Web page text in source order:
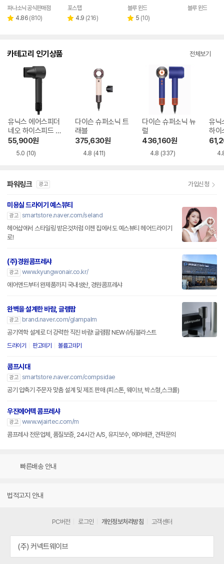
파나소닉 공식판매점
별 4.86 리
(810)
페이
포스탭
별 4.9 리
(216)
블루 윈드
별 5 리
(10)
블루 윈드
카테고리 인기상품 전체보기
유닉스 에어스피더
네오 하이스피드 U
N-A7621
55,900원
5.0 (10)
다이슨 슈퍼소닉 트
래블
375,630원
4.8 (411)
다이슨 슈퍼소닉 뉴
럴
436,160원
4.8 (337)
유닉
하이
610
파워링크 광고 가입신청
미용실 드라이기 예스뷰티
광고 smartstore.naver.com/seland
헤어샵에서 스타일링 받은것처럼 이젠 집에서도 예스뷰티 헤어드라이기
로!
(주)경원콤프레샤
광고 www.kyungwonair.co.kr/
에어앤드부터 완제품까지 국내생산, 경원콤프레샤
완벽을 설계한 바람, 글램팜
광고
brand.naver.com/glampalm
공기역학 설계로 더 강력한 직진 바람! 글램팜 NEW슈팅블라스트
드라이기 판고데기 볼륨고데기
콤프시대
광고 smartstore.naver.com/compsidae
공기 압축기 주문자 맞춤 설계 및 제조 판매 (피스톤, 웨이브, 박스형,스크롤)
우진에어텍 콤프레샤
광고 www.wjairtec.com/m
콤프레샤 전문업체, 품질보증, 24시간 A/S, 유지보수, 에어배관, 견적문의
빠른배송 안내
법적고지 안내
PC버전 로그인 개인정보처리방침 고객센터
(주) 커넥트웨이브